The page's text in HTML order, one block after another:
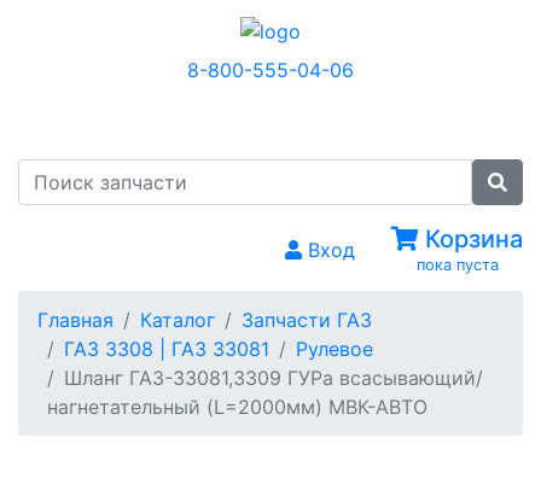
8-800-555-04-06
Вход Корзина
пока пуста
Главная Каталог
Запчасти ГАЗ
ГАЗ 3308 | ГАЗ 33081
Рулевое
Шланг ГАЗ-33081,3309 ГУРа всасывающий/
нагнетательный (L=2000мм) МВК-АВТО